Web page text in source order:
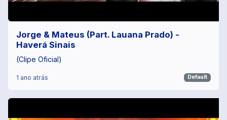
Jorge & Mateus (Part. Lauana Prado) -
Haverá Sinais
(Clipe Oficial)
1 ano atrás Default